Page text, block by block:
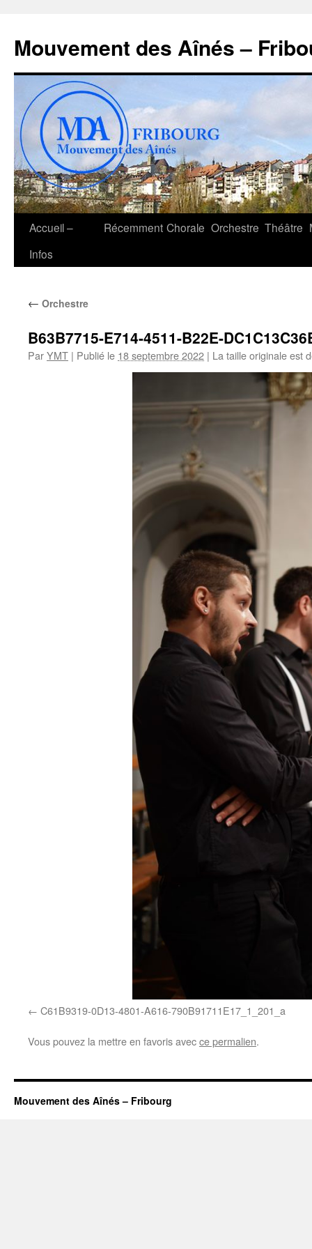
contenu
Mouvement des Aînés –
Accueil –
Infos
Récemment Chorale Orchestre Théâtre
← Orchestre
B63B7715-E714-4511-B22E-
ParYMT | Publié le 18 septembre 2022 | La taille originale est
C61B9319-0D13-4801-A616-790B91711E17_1_201_a
Vous pouvez la mettre en favoris avecce permalien.
Mouvement des Aînés – Fribourg